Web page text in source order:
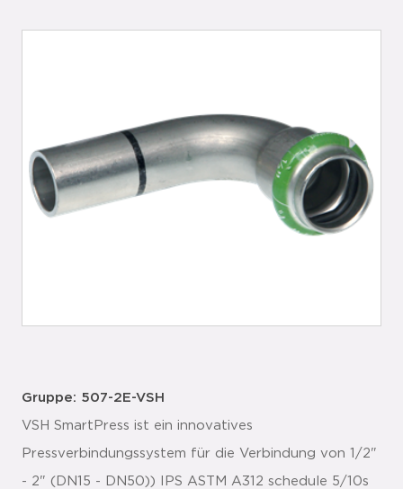
Gruppe: 507-2E-VSH
VSH SmartPress ist ein innovatives
Pressverbindungssystem für die Verbindung von 1/2"
- 2" (DN15 - DN50)) IPS ASTM A312 schedule 5/10s